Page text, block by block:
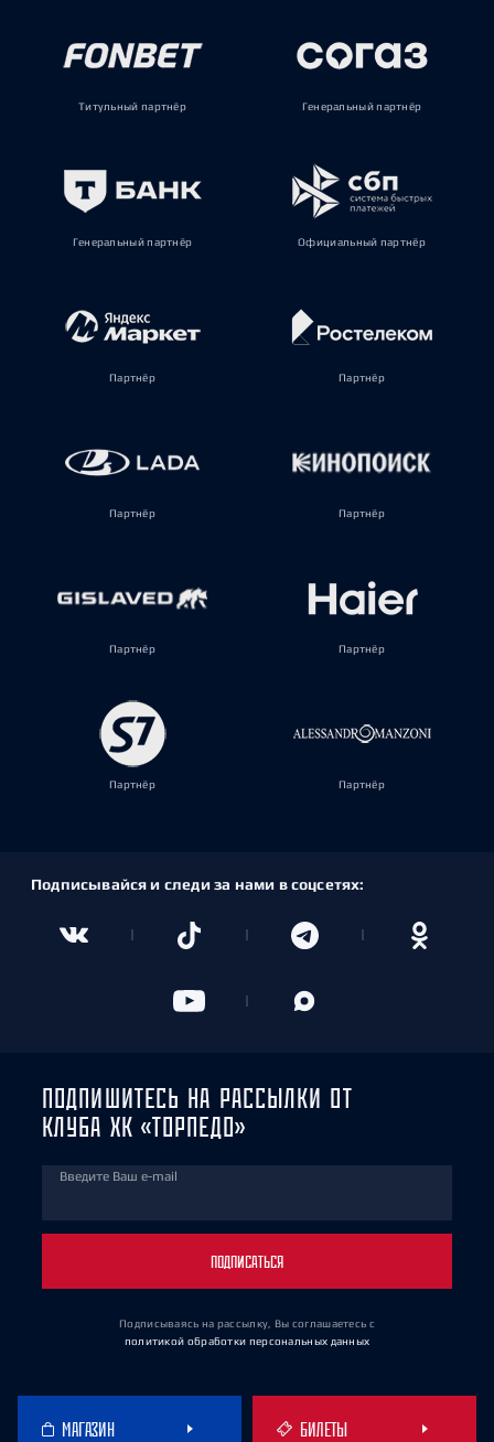
Титульный партнёр Генеральный партнёр
Генеральный партнёр Официальный партнёр
Партнёр Партнёр
Партнёр Партнёр
Партнёр Партнёр
Партнёр Партнёр
Подписывайся и следи за нами в соцсетях:
ПОДПИШИТЕСЬ НА РАССЫЛКИ ОТ
КЛУБА ХК «ТОРПЕДО»
Введите Ваш e-mail
ПОДПИСАТЬСЯ
Подписываясь на рассылку, Вы соглашаетесь с
политикой обработки персональных данных
МАГАЗИН БИЛЕТЫ